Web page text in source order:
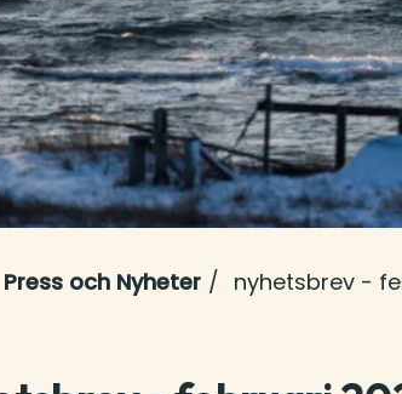
Press och Nyheter nyhetsbrev -